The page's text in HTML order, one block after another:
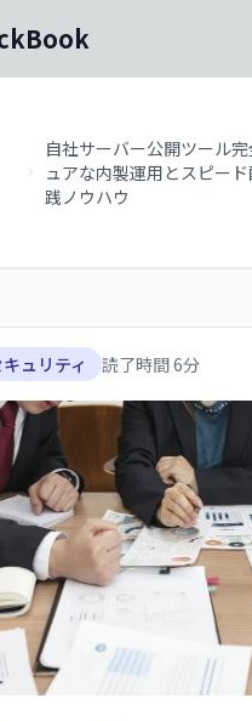
自社サーバー公開ツール
ュアな内製運用とスピー
践ノウハウ
ュリティ 読了時間6分